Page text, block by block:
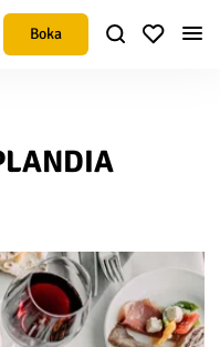
Boka